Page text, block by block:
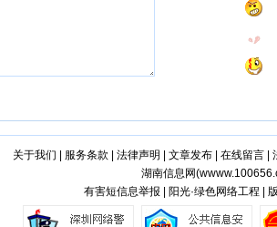
关于我们 服务条款 法律声明 文章发布| 在线留言|
湖南信息网(
有害短信息举报 | 阳光·绿色网络工程 |